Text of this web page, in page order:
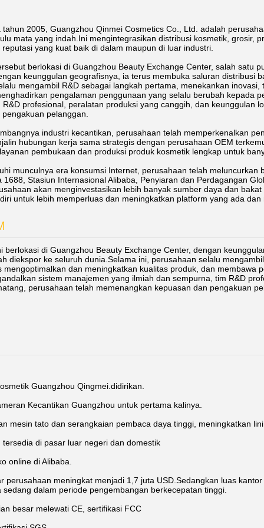
tahun 2005, Guangzhou Qinmei Cosmetics Co., Ltd. adalah
mata yang indah.Ini mengintegrasikan distribusi kosmetik, grosir,
yang kuat baik di dalam maupun di luar industri.
berlokasi di Guangzhou Beauty Exchange Center, salah satu
keunggulan geografisnya, ia terus membuka saluran distribusi
mengambil R&D sebagai langkah pertama, menekankan
pengalaman penggunaan yang selalu berubah kepada
R&D profesional, peralatan produksi yang canggih, dan keunggulan
pelanggan.
industri kecantikan, perusahaan telah memperkenalkan
hubungan kerja sama strategis dengan perusahaan OEM
pembukaan dan produksi produk kosmetik lengkap untuk
munculnya era konsumsi Internet, perusahaan telah
1688, Stasiun Internasional Alibaba, Penyiaran dan Perdagangan
akan menginvestasikan lebih banyak sumber daya dan
untuk lebih memperluas dan meningkatkan platform yang ada
berlokasi di Guangzhou Beauty Exchange Center, dengan
diekspor ke seluruh dunia.Selama ini, perusahaan selalu
mengoptimalkan dan meningkatkan kualitas produk, dan membawa
sistem manajemen yang ilmiah dan sempurna, tim R&D
perusahaan telah memenangkan kepuasan dan pengakuan
Guangzhou Qingmei.didirikan.
Kecantikan Guangzhou untuk pertama kalinya.
mesin tato dan serangkaian pembaca daya tinggi, meningkatkan
tersedia di pasar luar negeri dan domestik
online di Alibaba.
perusahaan meningkat menjadi 1,7 juta USD.Sedangkan luas
sedang dalam periode pengembangan berkecepatan tinggi.
besar melewati CE, sertifikasi FCC